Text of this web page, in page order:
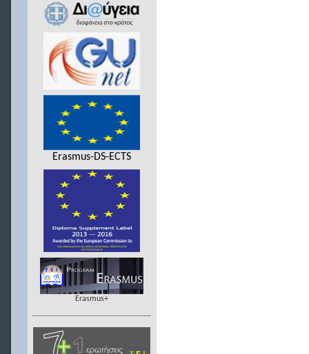
Erasmus-DS-ECTS
Erasmus+